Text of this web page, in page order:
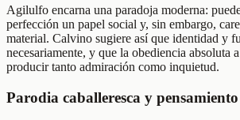
Agilulfo encarna una paradoja moderna:
perfección un papel social y, sin embargo,
material. Calvino sugiere así que identidad y
necesariamente, y que la obediencia absoluta
producir tanto admiración como inquietud.
Parodia caballeresca y